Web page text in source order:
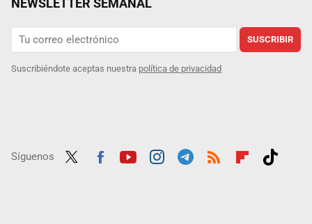
SUSCRIBIR
Suscribiéndote aceptas nuestra política de privacidad
Síguenos